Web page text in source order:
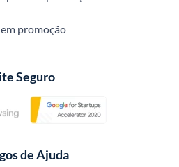
promoção
Seguro
de Ajuda